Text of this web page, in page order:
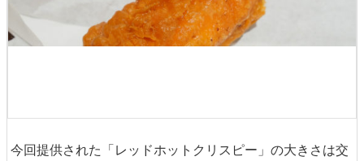
今回提供された「レッドホットクリスピー」の大きさは交